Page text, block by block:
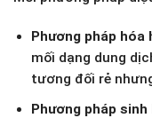
Phương pháp hóa
mối dạng dung
tương đối rẻ
Phương pháp sinh